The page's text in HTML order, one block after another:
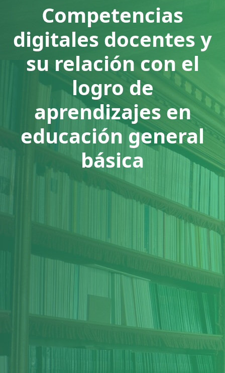
Competencias
digitales docentes y
su relación con el
logro de
aprendizajes en
educación general
básica